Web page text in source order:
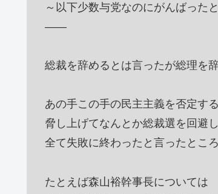
～以下少数与党なのにがんばった
――
総裁を辞めるとは言ったが総理を
あの手この手の民主主義を否定す
脅し上げてなんとか総裁選を回避
全て失敗に終わったと言ったとこ
たとえば森山裕幹事長については